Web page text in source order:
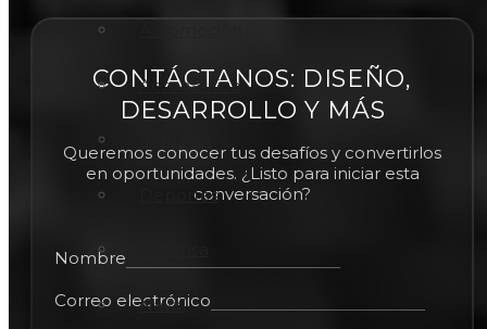
Aeronáutica
Deportes
Naval
CONTÁCTANOS: DISEÑO,
DESARROLLO Y MÁS
Queremos conocer tus desafíos y convertirlos
en oportunidades. ¿Listo para iniciar esta
conversación?
Nombre
Correo electrónico